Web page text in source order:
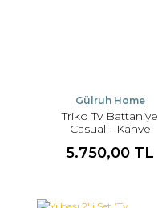
Gülruh Home
Triko Tv Battaniye
Casual - Kahve
5.750,00 TL